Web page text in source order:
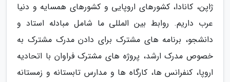
ژاپن، کانادا، کشورهای اروپایی و کشورهای همسایه و دنیا
عرب داریم. روابط بین المللی ما شامل مبادله استاد و
دانشجو، برنامه های مشترک برای دادن مدرک مشترک به
خصوص مدرک ارشد، پروژه های مشترک فراوان با اتحادیه
اروپا، کنفرانس ها، کارگاه ها و مدارس تابستانه و زمستانه